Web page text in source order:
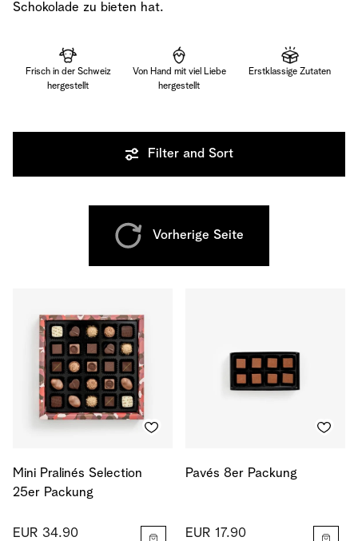
Schokolade zu bieten hat.
Frisch in der Schweiz
hergestellt
Von Hand mit viel Liebe
hergestellt
Erstklassige Zutaten
Filter and Sort
Vorherige Seite
Mini Pralinés Selection
25er Packung
EUR 34.90
Pavés 8er Packung
EUR 17.90